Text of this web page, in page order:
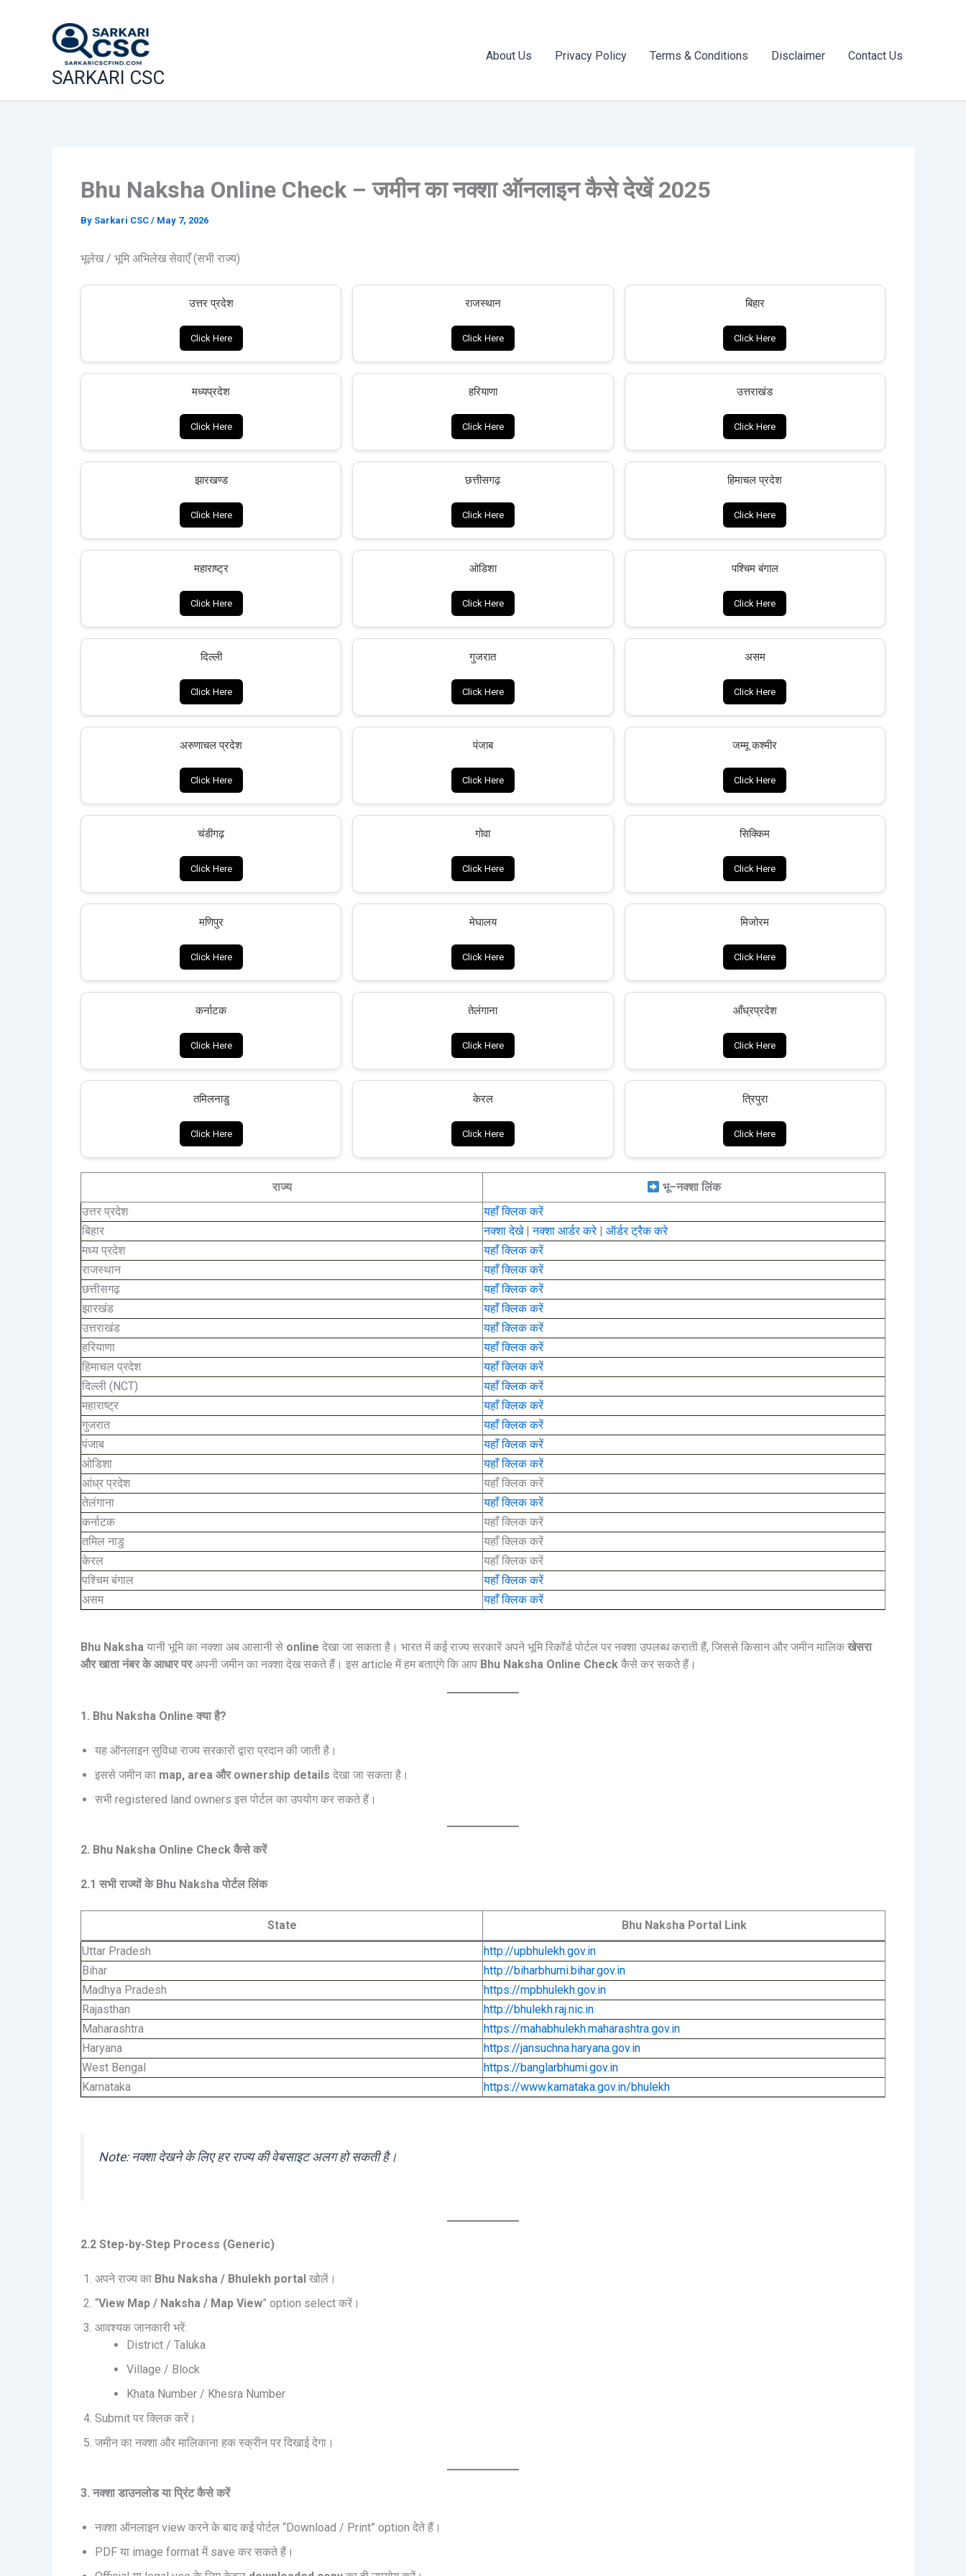
SARKARI CSC
About Us Privacy Policy Terms & Conditions Disclaimer Contact Us
Bhu Naksha Online Check – जमीन का नक्शा ऑनलाइन कैसे देखें 2025
By Sarkari CSC / May 7, 2026
भूलेख / भूमि अभिलेख सेवाएँ (सभी राज्य)
उत्तर प्रदेश
Click Here
राजस्थान
Click Here
बिहार
Click Here
मध्यप्रदेश
Click Here
हरियाणा
Click Here
उत्तराखंड
Click Here
झारखण्ड
Click Here
छत्तीसगढ़
Click Here
हिमाचल प्रदेश
Click Here
महाराष्ट्र
Click Here
ओडिशा
Click Here
पश्चिम बंगाल
Click Here
दिल्ली
Click Here
गुजरात
Click Here
असम
Click Here
अरुणाचल प्रदेश
Click Here
पंजाब
Click Here
जम्मू कश्मीर
Click Here
चंडीगढ़
Click Here
गोवा
Click Here
सिक्किम
Click Here
मणिपुर
Click Here
मेघालय
Click Here
मिजोरम
Click Here
कर्नाटक
Click Here
तेलंगाना
Click Here
आँध्रप्रदेश
Click Here
तमिलनाडु
Click Here
केरल
Click Here
त्रिपुरा
Click Here
राज्य
भू–नक्शा लिंक
उत्तर प्रदेश
यहाँ क्लिक करें
बिहार
नक्शा देखे|नक्शा आर्डर करे | ऑर्डर ट्रैक करे
मध्य प्रदेश
यहाँ क्लिक करें
राजस्थान
यहाँ क्लिक करें
छत्तीसगढ़
यहाँ क्लिक करें
झारखंड
यहाँ क्लिक करें
उत्तराखंड
यहाँ क्लिक करें
हरियाणा
यहाँ क्लिक करें
हिमाचल प्रदेश
यहाँ क्लिक करें
दिल्ली (NCT)
यहाँ क्लिक करें
महाराष्ट्र
यहाँ क्लिक करें
गुजरात
यहाँ क्लिक करें
पंजाब
यहाँ क्लिक करें
ओडिशा
यहाँ क्लिक करें
आंध्र प्रदेश
यहाँ क्लिक करें
तेलंगाना
यहाँ क्लिक करें
कर्नाटक
यहाँ क्लिक करें
तमिल नाडु
यहाँ क्लिक करें
केरल
यहाँ क्लिक करें
पश्चिम बंगाल
यहाँ क्लिक करें
असम
यहाँ क्लिक करें
Bhu Naksha यानी भूमि का नक्शा अब आसानी से online देखा जा सकता है। भारत में कई राज्य सरकारें अपने भूमि रिकॉर्ड पोर्टल पर नक्शा उपलब्ध कराती हैं, जिससे किसान और जमीन मालिक खेसरा
और खाता नंबर के आधार परअपनी जमीन का नक्शा देख सकते हैं। इस article में हम बताएंगे कि आप Bhu Naksha Online Check कैसे कर सकते हैं।
1. Bhu Naksha Online क्या है?
यह ऑनलाइन सुविधा राज्य सरकारों द्वारा प्रदान की जाती है।
इससे जमीन का map, area और ownership details देखा जा सकता है।
सभी registered land owners इस पोर्टल का उपयोग कर सकते हैं।
2. Bhu Naksha Online Check कैसे करें
2.1 सभी राज्यों के Bhu Naksha पोर्टल लिंक
State
Bhu Naksha Portal Link
Uttar Pradesh
http://upbhulekh.gov.in
Bihar
http://biharbhumi.bihar.gov.in
Madhya Pradesh
https://mpbhulekh.gov.in
Rajasthan
http://bhulekh.raj.nic.in
Maharashtra
https://mahabhulekh.maharashtra.gov.in
Haryana
https://jansuchna.haryana.gov.in
West Bengal
https://banglarbhumi.gov.in
Karnataka
https://www.karnataka.gov.in/bhulekh
Note: नक्शा देखने के लिए हर राज्य की वेबसाइट अलग हो सकती है।
2.2 Step-by-Step Process (Generic)
अपने राज्य का Bhu Naksha / Bhulekh portal खोलें।
“View Map / Naksha / Map View” option select करें।
आवश्यक जानकारी भरें:
District / Taluka
Village / Block
Khata Number / Khesra Number
Submit पर क्लिक करें।
जमीन का नक्शा और मालिकाना हक स्क्रीन पर दिखाई देगा।
3. नक्शा डाउनलोड या प्रिंट कैसे करें
नक्शा ऑनलाइन view करने के बाद कई पोर्टल “Download / Print” option देते हैं।
PDF या image format में save कर सकते हैं।